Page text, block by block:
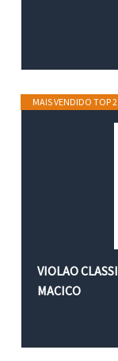
MAIS VENDIDO TOP 2
VIOLAO
MACICO